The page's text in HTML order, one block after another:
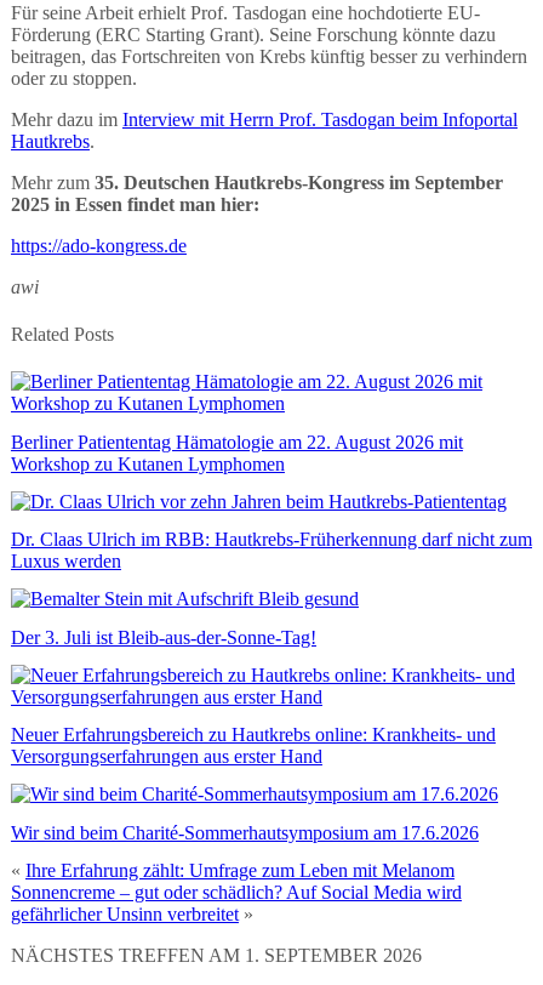
Für seine Arbeit erhielt Prof. Tasdogan eine hochdotierte EU-
Förderung (ERC Starting Grant). Seine Forschung könnte dazu
beitragen, das Fortschreiten von Krebs künftig besser zu verhindern
oder zu stoppen.
Mehr dazu im Interview mit Herrn Prof. Tasdogan beim Infoportal
Hautkrebs.
Mehr zum 35. Deutschen Hautkrebs-Kongress im September
2025 in Essen findet man hier:
https://ado-kongress.de
awi
Related Posts
Berliner Patiententag Hämatologie am 22. August 2026 mit
Workshop zu Kutanen Lymphomen
Dr. Claas Ulrich im RBB: Hautkrebs-Früherkennung darf nicht zum
Luxus werden
Der 3. Juli ist Bleib-aus-der-Sonne-Tag!
Neuer Erfahrungsbereich zu Hautkrebs online: Krankheits- und
Versorgungserfahrungen aus erster Hand
Wir sind beim Charité-Sommerhautsymposium am 17.6.2026
« Ihre Erfahrung zählt: Umfrage zum Leben mit Melanom
Sonnencreme – gut oder schädlich? Auf Social Media wird
gefährlicher Unsinn verbreitet»
NÄCHSTES TREFFEN AM 1. SEPTEMBER 2026